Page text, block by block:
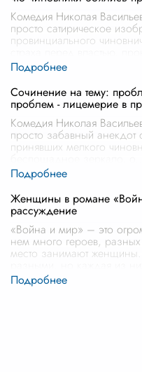
Комедия Николая
просто сатирическое
провинциального
Сочинение на тему:
проблем - лицемерие в
Комедия Николая
просто забавный
принявших мелкого
Женщины в романе
рассуждение
«Война и мир» – это
нем много героев,
место занимают женщины.